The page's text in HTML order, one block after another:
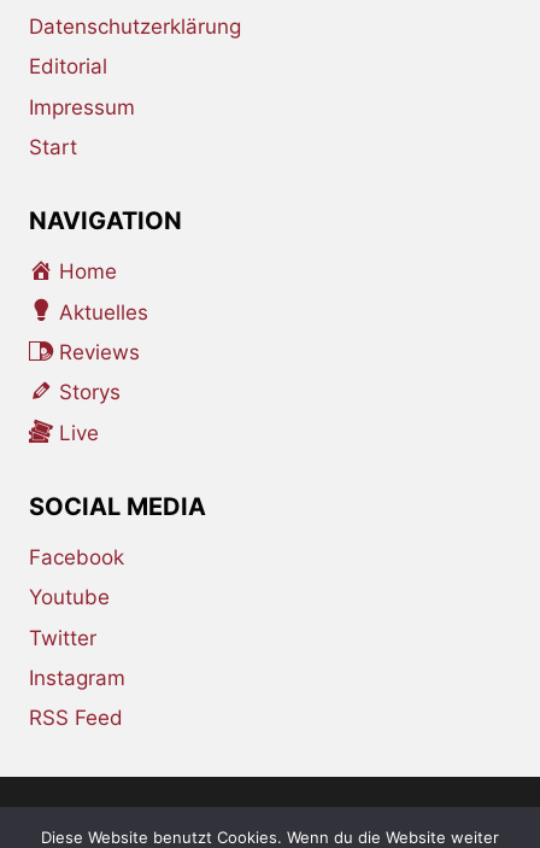
Datenschutzerklärung
Editorial
Impressum
Start
NAVIGATION
Home
Aktuelles
Reviews
Storys
Live
SOCIAL MEDIA
Facebook
Youtube
Twitter
Instagram
RSS Feed
Diese Website benutzt Cookies. Wenn du die Website weiter